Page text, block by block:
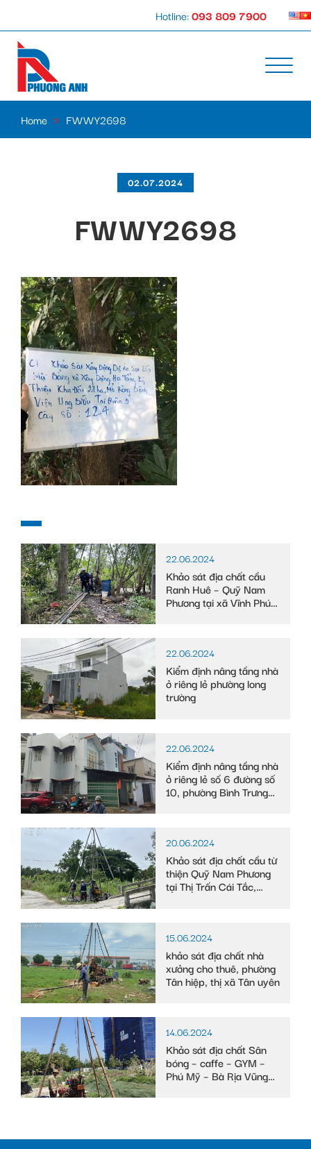
Hotline:093 809 7900
Home » FWWY2698
02.07.2024
FWWY2698
22.06.2024
Khảo sát địa chất cầu
Ranh Huê – Quỹ Nam
Phương tại xã Vĩnh Phú
22.06.2024
Kiểm định nâng tầng nhà
ở riêng lẻ phường long
trường
22.06.2024
Kiểm định nâng tầng nhà
ở riêng lẻ số 6 đường số
10, phường Bình Trưng
20.06.2024
Khảo sát địa chất cầu từ
thiện Quỹ Nam Phương
tại Thị Trấn Cái Tắc,
15.06.2024
khảo sát địa chất nhà
xưởng cho thuê, phường
Tân hiệp, thị xã Tân uyên
14.06.2024
Khảo sát địa chất Sân
bóng – caffe – GYM –
Phú Mỹ – Bà Rịa Vũng